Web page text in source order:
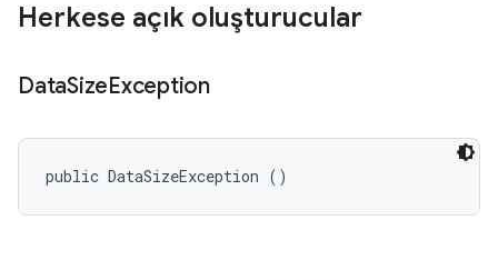
Herkese açık oluşturucular
DataSizeException
public DataSizeException ()